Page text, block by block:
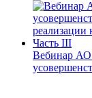
Вебинар